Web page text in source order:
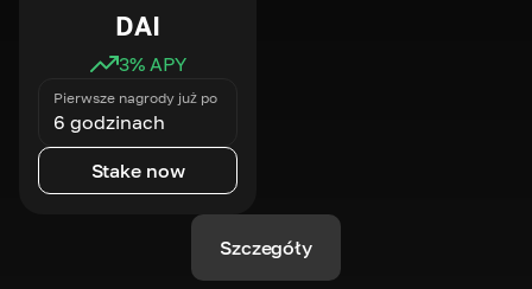
DAI
3% APY
Pierwsze nagrody już po
6 godzinach
Stake now
Szczegóły